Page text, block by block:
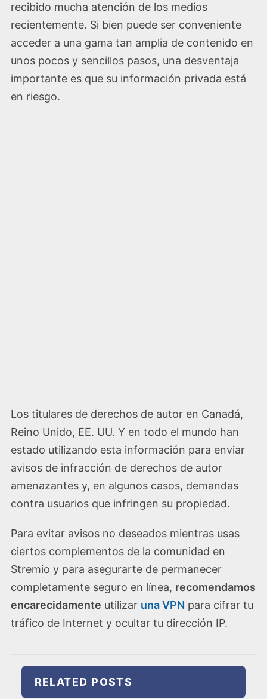
recibido mucha atención de los medios
recientemente. Si bien puede ser conveniente
acceder a una gama tan amplia de contenido en
unos pocos y sencillos pasos, una desventaja
importante es que su información privada está
en riesgo.
Los titulares de derechos de autor en Canadá,
Reino Unido, EE. UU. Y en todo el mundo han
estado utilizando esta información para enviar
avisos de infracción de derechos de autor
amenazantes y, en algunos casos, demandas
contra usuarios que infringen su propiedad.
Para evitar avisos no deseados mientras usas
ciertos complementos de la comunidad en
Stremio y para asegurarte de permanecer
completamente seguro en línea, recomendamos
encarecidamente utilizar una VPN para cifrar tu
tráfico de Internet y ocultar tu dirección IP.
RELATED POSTS